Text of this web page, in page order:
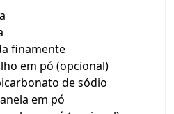
finamente
em pó (opcional)
de sódio
em pó